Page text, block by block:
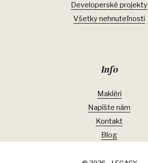
Developerské projekty
Všetky nehnuteľnosti
Info
Makléri
Napíšte nám
Kontakt
Blog